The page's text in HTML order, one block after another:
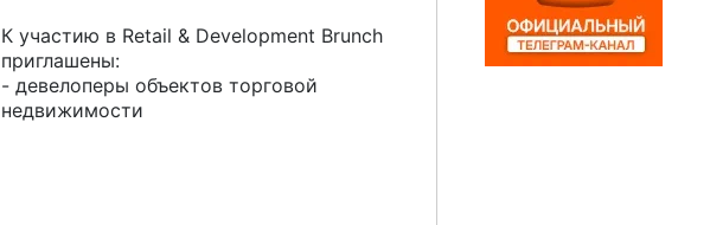
К участию в Retail & Development Brunch
приглашены:
- девелоперы объектов торговой
недвижимости